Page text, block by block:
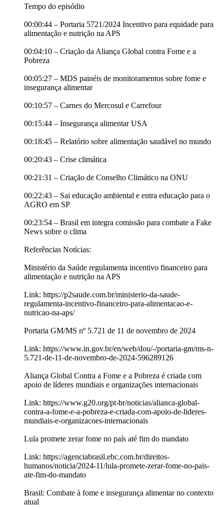
Tempo do episódio
00:00:44 – Portaria 5721/2024 Incentivo para equidade para
alimentação e nutrição na APS
00:04:10 – Criação da Aliança Global contra Fome e a
Pobreza
00:05:27 – MDS painéis de monitoramentos sobre fome e
insegurança alimentar
00:10:57 – Carnes do Mercosul e Carrefour
00:15:44 – Insegurança alimentar USA
00:18:45 – Relatório sobre alimentação saudável no mundo
00:20:43 – Crise climática
00:21:31 – Criação de Conselho Climático na ONU
00:22:43 – Sai educação ambiental e entra educação para o
AGRO em SP
00:23:54 – Brasil em integra comissão para combate a Fake
News sobre o clima
Referências Notícias:
Ministério da Saúde regulamenta incentivo financeiro para
alimentação e nutrição na APS
Link: https://p2saude.com.br/ministerio-da-saude-
regulamenta-incentivo-financeiro-para-alimentacao-e-
nutricao-na-aps/
Portaria GM/MS nº 5.721 de 11 de novembro de 2024
Link: https://www.in.gov.br/en/web/dou/-/portaria-gm/ms-n-
5.721-de-11-de-novembro-de-2024-596289126
Aliança Global Contra a Fome e a Pobreza é criada com
apoio de líderes mundiais e organizações internacionais
Link: https://www.g20.org/pt-br/noticias/alianca-global-
contra-a-fome-e-a-pobreza-e-criada-com-apoio-de-lideres-
mundiais-e-organizacoes-internacionais
Lula promete zerar fome no país até fim do mandato
Link: https://agenciabrasil.ebc.com.br/direitos-
humanos/noticia/2024-11/lula-promete-zerar-fome-no-pais-
ate-fim-do-mandato
Brasil: Combate à fome e insegurança alimentar no contexto
atual